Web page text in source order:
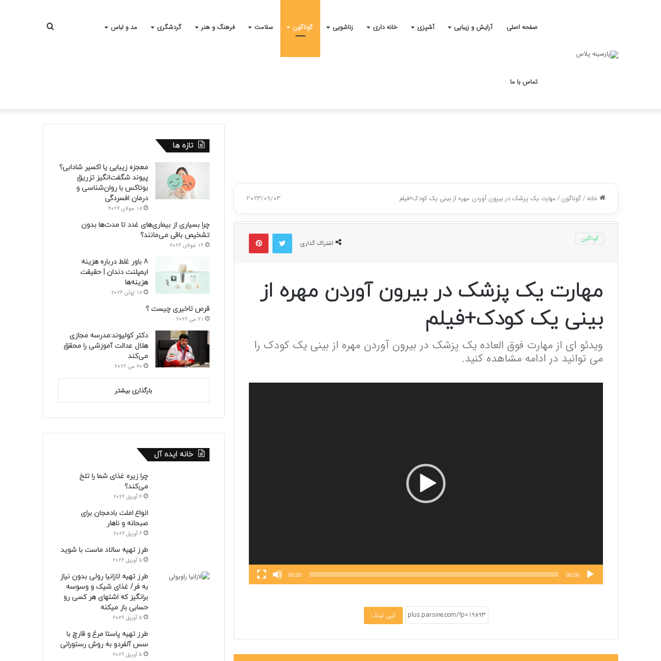
صفحه اصلی آرایش و زیبایی آشپزی خانه داری زناشویی گوناگون سلامت فرهنگ و هنر گردشگری مد و لباس
تماس با ما
جستجو
خانه/گوناگون/مهارت یک پزشک در بیرون آوردن مهره از بینی یک کودک+فیلم 2023/09/03
اشتراک گذاری
توییتر پینتریست
گوناگون
مهارت یک پزشک در بیرون آوردن مهره از
بینی یک کودک+فیلم
ویدئو ای از مهارت فوق العاده یک پزشک در بیرون آوردن مهره از بینی یک کودک را
می توانید در ادامه مشاهده کنید.
00:00
00:00
کپی لینک
تازه ها
معجزه زیبایی یا اکسیر شادابی؟
پیوند شگفت‌انگیز تزریق
بوتاکس با روان‌شناسی و
درمان افسردگی
18 جولای 2026
چرا بسیاری از بیماری‌های غدد تا مدت‌ها بدون
تشخیص باقی می‌مانند؟
16 جولای 2026
8 باور غلط درباره هزینه
ایمپلنت دندان | حقیقت
هزینه‌ها
17 ژوئن 2026
قرص تاخیری چیست ؟
21 می 2026
دکتر کولیوند:مدرسه مجازی
هلال عدالت آموزشی را محقق
می‌کند
20 می 2026
بارگذاری بیشتر
خانه ایده آل
چرا زیره غذای شما را تلخ
می‌کند؟
6 آوریل 2026
انواع املت بادمجان برای
صبحانه و ناهار
6 آوریل 2026
طرز تهیه سالاد ماست با شوید
5 آوریل 2026
طرز تهیه لازانیا رولی بدون نیاز
به فر/ غذای شیک و وسوسه
برانگیز که اشتهای هر کسی رو
حسابی باز میکنه
5 آوریل 2026
طرز تهیه پاستا مرغ و قارچ با
سس آلفردو به روش رستورانی
5 آوریل 2026